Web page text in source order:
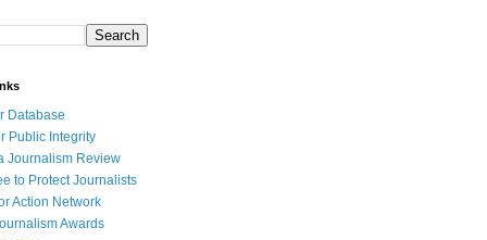
Database
Public Integrity
Journalism Review
to Protect Journalists
Action Network
Awards